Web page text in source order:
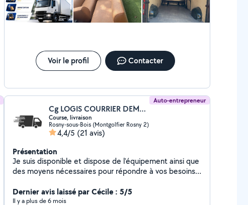
Voir le profil Contacter
Auto-entrepreneur
Cg LOGIS COURRIER DEMEGS (bfdbgvdfn)
Course, livraison
Rosny-sous-Bois (Montgolfier Rosny 2)
4,4/5 (21 avis)
Présentation
Je suis disponible et dispose de l'équipement ainsi que
des moyens nécessaires pour répondre à vos besoins
Dernier avis laissé par Cécile : 5/5
Il y a plus de 6 mois